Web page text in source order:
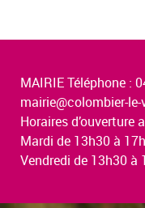
MAIRIE Téléphone :
mairie@colombier-
Horaires d’ouverture
Mardi de 13h30 à
Vendredi de 13h30 à